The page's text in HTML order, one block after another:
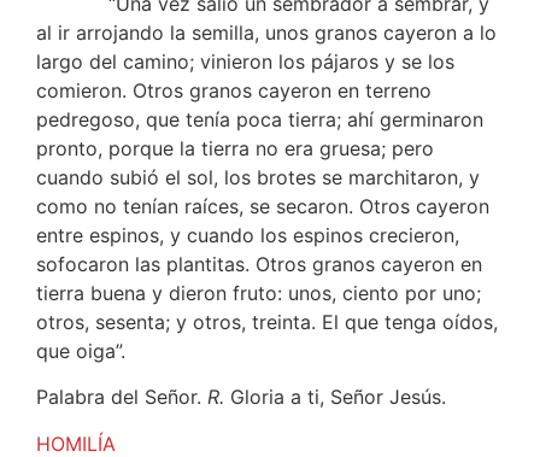
al ir arrojando la semilla, unos granos cayeron a lo
largo del camino; vinieron los pájaros y se los
comieron. Otros granos cayeron en terreno
pedregoso, que tenía poca tierra; ahí germinaron
pronto, porque la tierra no era gruesa; pero
cuando subió el sol, los brotes se marchitaron, y
como no tenían raíces, se secaron. Otros cayeron
entre espinos, y cuando los espinos crecieron,
sofocaron las plantitas. Otros granos cayeron en
tierra buena y dieron fruto: unos, ciento por uno;
otros, sesenta; y otros, treinta. El que tenga oídos,
que oiga”.
Palabra del Señor. R. Gloria a ti, Señor Jesús.
HOMILÍA